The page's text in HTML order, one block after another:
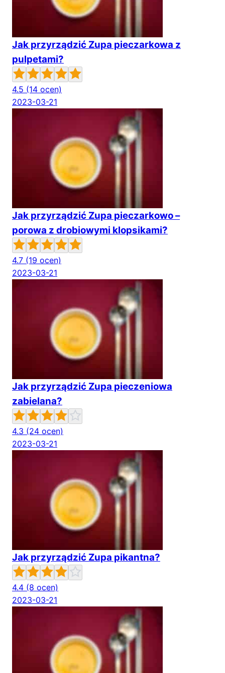
Jak przyrządzić Zupa pieczarkowa z
pulpetami?
4.5 (14 ocen)
2023-03-21
Jak przyrządzić Zupa pieczarkowo –
porowa z drobiowymi klopsikami?
4.7 (19 ocen)
2023-03-21
Jak przyrządzić Zupa pieczeniowa
zabielana?
4.3 (24 ocen)
2023-03-21
Jak przyrządzić Zupa pikantna?
4.4 (8 ocen)
2023-03-21